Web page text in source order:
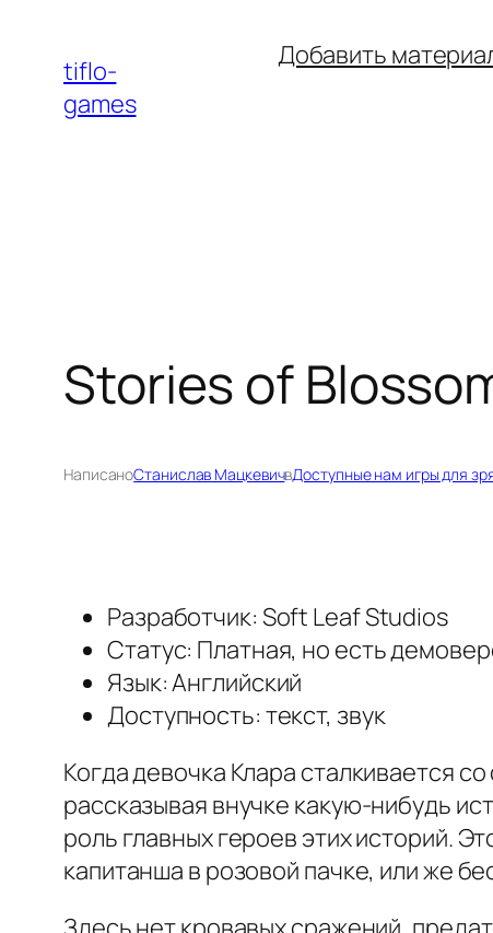
содержимому
tiflo-
games
Добавить
Stories of
НаписаноСтанислав МацкевичвДоступные нам игры для
Разработчик: Soft Leaf Studios
Статус: Платная, но есть
Язык: Английский
Доступность: текст, звук
Когда девочка Клара сталкивается
рассказывая внучке какую-нибудь
роль главных героев этих историй.
капитанша в розовой пачке, или же